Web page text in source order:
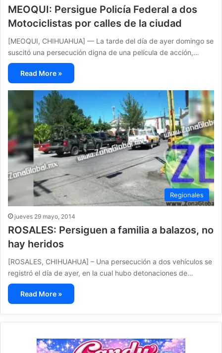
MEOQUI: Persigue Policía Federal a dos
Motociclistas por calles de la ciudad
[MEOQUI, CHIHUAHUA] — La tarde del día de ayer domingo se
suscitó una persecución digna de una película de acción,…
Read More »
Regionales
jueves 29 mayo, 2014
ROSALES: Persiguen a familia a balazos, no
hay heridos
[ROSALES, CHIHUAHUA] – Una persecución a dos vehículos se
registró el día de ayer, en la cual hubo detonaciones de…
Read More »